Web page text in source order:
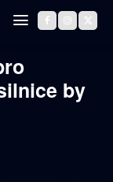
by